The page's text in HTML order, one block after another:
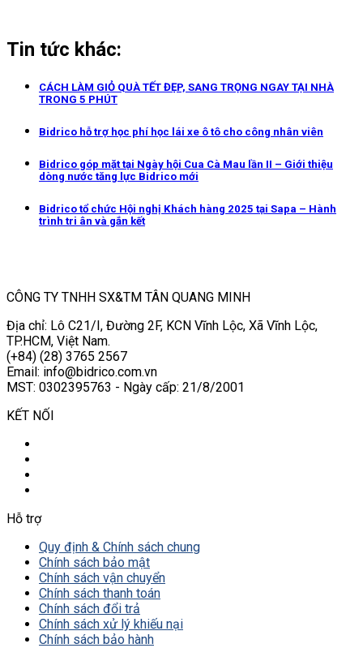
Tin tức khác:
CÁCH LÀM GIỎ QUÀ TẾT ĐẸP, SANG TRỌNG NGAY TẠI NHÀ
TRONG 5 PHÚT
Bidrico hỗ trợ học phí học lái xe ô tô cho công nhân viên
Bidrico góp mặt tại Ngày hội Cua Cà Mau lần II – Giới thiệu
dòng nước tăng lực Bidrico mới
Bidrico tổ chức Hội nghị Khách hàng 2025 tại Sapa – Hành
trình tri ân và gắn kết
CÔNG TY TNHH SX&TM TÂN QUANG MINH
Địa chỉ: Lô C21/I, Đường 2F, KCN Vĩnh Lộc, Xã Vĩnh Lộc,
TP.HCM, Việt Nam.
(+84) (28) 3765 2567
Email: info@bidrico.com.vn
MST: 0302395763 - Ngày cấp: 21/8/2001
KẾT NỐI
Hỗ trợ
Quy định & Chính sách chung
Chính sách bảo mật
Chính sách vận chuyển
Chính sách thanh toán
Chính sách đổi trả
Chính sách xử lý khiếu nại
Chính sách bảo hành